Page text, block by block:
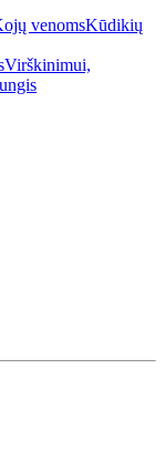
venomsKūdikių
Virškinimui,